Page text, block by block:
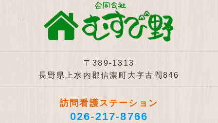
〒389-1313
長野県上水内郡信濃町大字古間846
訪問看護ステーション
026-217-8766